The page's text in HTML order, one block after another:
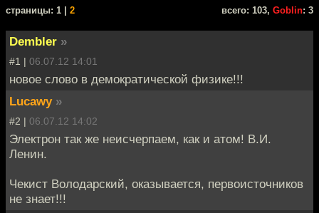
cтраницы: 1 | 2 всего: 103, Goblin: 3
Dembler »
#1 | 06.07.12 14:01
новое слово в демократической физике!!!
Lucawy »
#2 | 06.07.12 14:02
Электрон так же неисчерпаем, как и атом! В.И.
Ленин.
Чекист Володарский, оказывается, первоисточников
не знает!!!